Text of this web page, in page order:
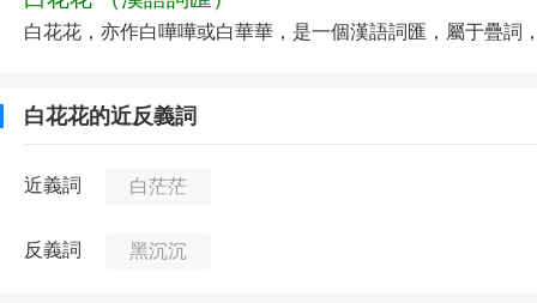
白花花，亦作白嘩嘩或白華華，是一個漢語詞匯，屬于疊詞
白花花的近反義詞
近義詞 白茫茫
反義詞 黑沉沉